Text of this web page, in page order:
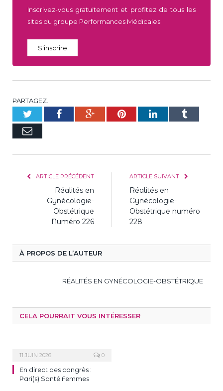
Inscrivez-vous gratuitement et profitez de tous les
sites du groupe Performances Médicales
S'inscrire
PARTAGEZ.
TwitterFacebookGoogle+PinterestLinkedInTumblr
E-
ARTICLE PRÉCÉDENT
Réalités en
Gynécologie-
Obstétrique
Numéro 226
ARTICLE SUIVANT
Réalités en
Gynécologie-
Obstétrique numéro
228
À PROPOS DE L’AUTEUR
RÉALITÉS EN GYNÉCOLOGIE-OBSTÉTRIQUE
CELA POURRAIT VOUS INTÉRESSER
11 JUIN 2026 0
En direct des congrès :
Pari(s) Santé Femmes